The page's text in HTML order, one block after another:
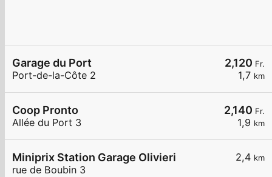
2,120 Fr.
1,7 km
Garage du Port
Port-de-la-Côte 2
2,140 Fr.
1,9 km
Coop Pronto
Allée du Port 3
2,4 km
Miniprix Station Garage Olivieri
rue de Boubin 3